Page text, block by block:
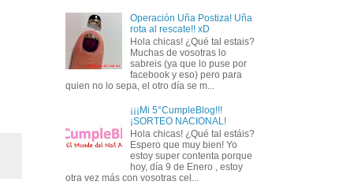
Operación Uña Postiza! Uña
rota al rescate!! xD
Hola chicas! ¿Qué tal estais?
Muchas de vosotras lo
sabreis (ya que lo puse por
facebook y eso) pero para
quien no lo sepa, el otro día se m...
¡¡¡Mi 5°CumpleBlog!!!
¡SORTEO NACIONAL!
Hola chicas! ¿Qué tal estáis?
Espero que muy bien! Yo
estoy super contenta porque
hoy, día 9 de Enero , estoy
otra vez más con vosotras cel...